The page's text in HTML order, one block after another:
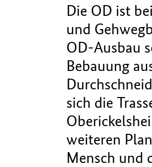
Die OD ist
und
OD-Ausbau
Bebauung
sich die
weiteren
Mensch und